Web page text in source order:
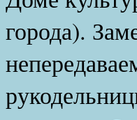
города).